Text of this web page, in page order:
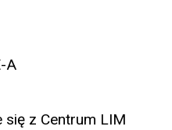
A
się z Centrum LIM